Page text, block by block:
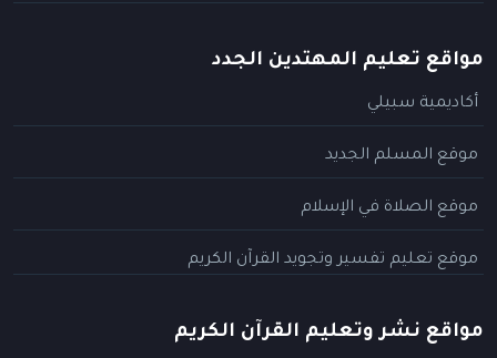
مواقع تعليم المهتدين الجدد
أكاديمية سبيلي
موقع المسلم الجديد
موقع الصلاة في الإسلام
موقع تعليم تفسير وتجويد القرآن الكريم
مواقع نشر وتعليم القرآن الكريم